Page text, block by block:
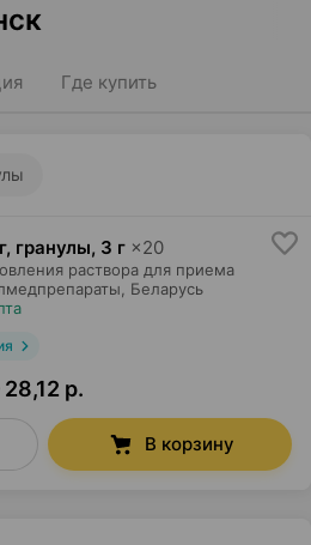
Где купить
гранулы, 3 г ×20
раствора для приема
, Беларусь
р.
В корзину